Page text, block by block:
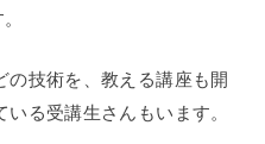
の技術を、教える講座も開
る受講生さんもいます。